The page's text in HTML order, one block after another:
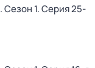
. Сезон 1. Серия 25-